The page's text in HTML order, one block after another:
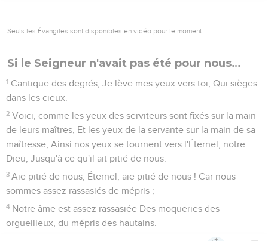
Seuls les Évangiles sont disponibles en vidéo pour le moment.
Si le Seigneur n'avait pas été pour nous…
1 Cantique des degrés, Je lève mes yeux vers toi, Qui sièges
dans les cieux.
2 Voici, comme les yeux des serviteurs sont fixés sur la main
de leurs maîtres, Et les yeux de la servante sur la main de sa
maîtresse, Ainsi nos yeux se tournent vers l'Éternel, notre
Dieu, Jusqu'à ce qu'il ait pitié de nous.
3 Aie pitié de nous, Éternel, aie pitié de nous ! Car nous
sommes assez rassasiés de mépris ;
4 Notre âme est assez rassasiée Des moqueries des
orgueilleux, du mépris des hautains.